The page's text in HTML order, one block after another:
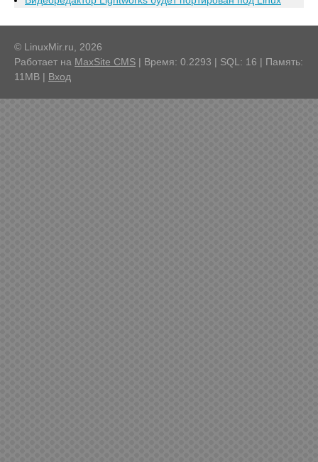
© LinuxMir.ru, 2026
Работает на MaxSite CMS | Время: 0.2293 | SQL: 16 | Память:
11MB | Вход